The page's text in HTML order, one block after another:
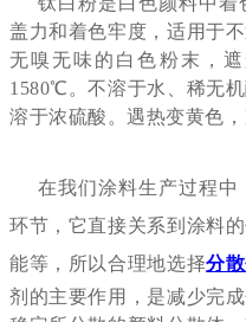
盖力和着色牢度，适用于
无嗅无味的白色粉末，
1580℃。不溶于水、稀无
溶于浓硫酸。遇热变黄色，
在我们涂料生产过程
环节，它直接关系到涂料
能等，所以合理地选择分散
剂的主要作用，是减少完